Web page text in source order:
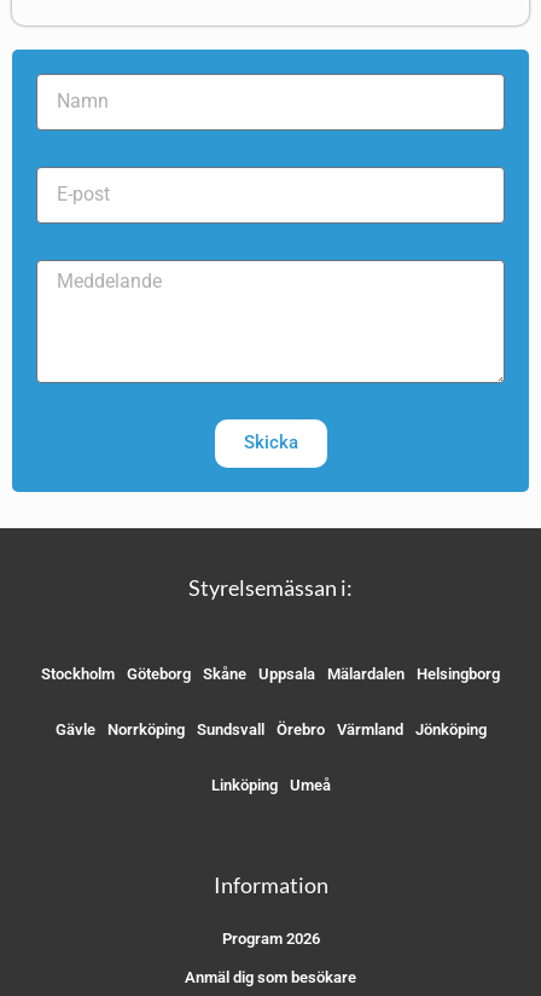
Skicka
Styrelsemässan i:
Stockholm Göteborg Skåne Uppsala Mälardalen Helsingborg
Gävle Norrköping Sundsvall Örebro Värmland Jönköping
Linköping Umeå
Information
Program 2026
Anmäl dig som besökare